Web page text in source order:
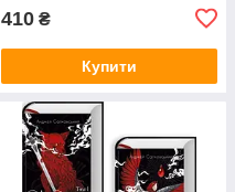
410 ₴
Купити